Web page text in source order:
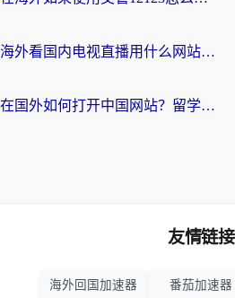
海外看国内电视直播用什么网站比较好？一篇解决你所有追剧难题的实用指南
在国外如何打开中国网站？留学生与海外华人的无缝访问指南
友情链接
海外回国加速器 番茄加速器